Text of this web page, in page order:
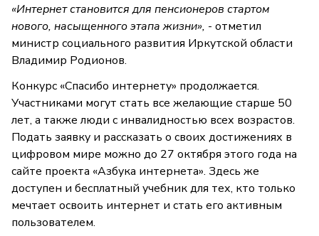
«Интернет становится для пенсионеров стартом
нового, насыщенного этапа жизни», - отметил
министр социального развития Иркутской области
Владимир Родионов.
Конкурс «Спасибо интернету» продолжается.
Участниками могут стать все желающие старше 50
лет, а также люди с инвалидностью всех возрастов.
Подать заявку и рассказать о своих достижениях в
цифровом мире можно до 27 октября этого года на
сайте проекта «Азбука интернета». Здесь же
доступен и бесплатный учебник для тех, кто только
мечтает освоить интернет и стать его активным
пользователем.